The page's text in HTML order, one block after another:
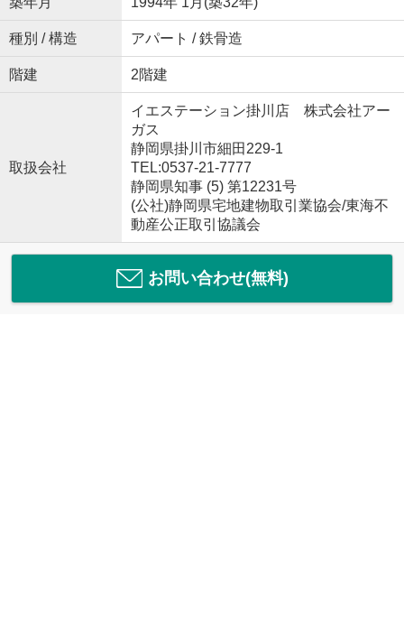
種別 / 構造 アパート / 鉄骨造
階建 2階建
取扱会社
イエステーション掛川店 株式会社アー
ガス
静岡県掛川市細田229-1
TEL:0537-21-7777
静岡県知事 (5) 第12231号
(公社)静岡県宅地建物取引業協会/東海不
動産公正取引協議会
お問い合わせ(無料)